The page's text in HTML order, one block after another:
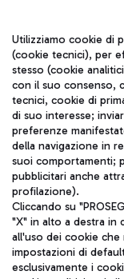
Seguici sui
Utilizziamo cookie di
(cookie tecnici), per
stesso (cookie
con il suo consenso,
tecnici, cookie di
di suo interesse;
preferenze
della navigazione in
suoi comportamenti;
pubblicitari anche
profilazione).
Cliccando su
"X" in alto a destra in
all'uso dei cookie
impostazioni di
esclusivamente i